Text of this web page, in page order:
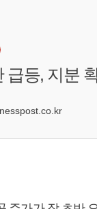
급등, 지분